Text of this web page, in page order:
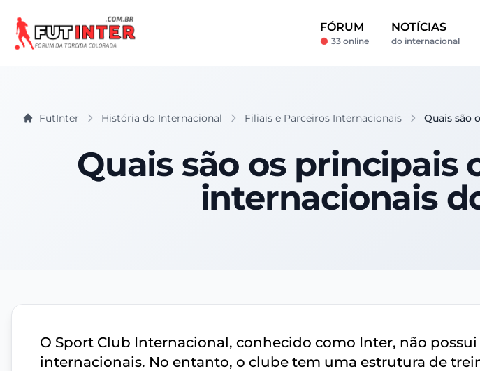
FÓRUM
33 online
NOTÍCIAS
do internacional
FutInter História do Internacional Filiais e Parceiros Internacionais Quais são
Quais são os
internacionais
O Sport Club Internacional, conhecido como Inter, não
internacionais. No entanto, o clube tem uma estrutura de